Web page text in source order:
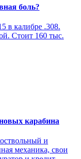
боль?
калибре .308.
Стоит 160 тыс.
карабина
и
механика, свои